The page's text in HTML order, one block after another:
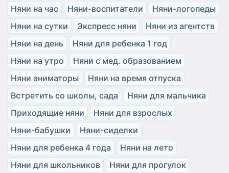
Няни на час
Няни-воспитатели
Няни-логопеды
Няни на сутки
Экспресс няни
Няни из агентств
Няни на день
Няни для ребенка 1 год
Няни на утро
Няни с мед. образованием
Няни аниматоры
Няни на время отпуска
Встретить со школы, сада
Няни для мальчика
Приходящие няни
Няни для взрослых
Няни-бабушки
Няни-сиделки
Няни для ребенка 4 года
Няни на лето
Няни для школьников
Няни для прогулок